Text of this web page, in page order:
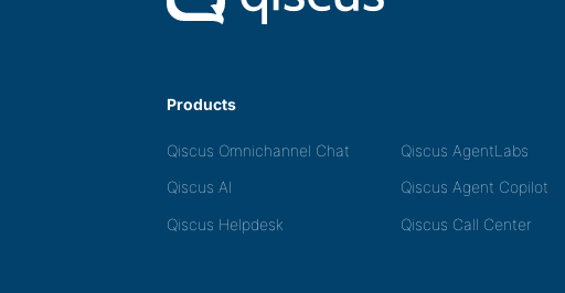
Products
Qiscus Omnichannel Chat Qiscus AgentLabs
Qiscus AI
Qiscus Agent Copilot
Qiscus Helpdesk
Qiscus Call Center